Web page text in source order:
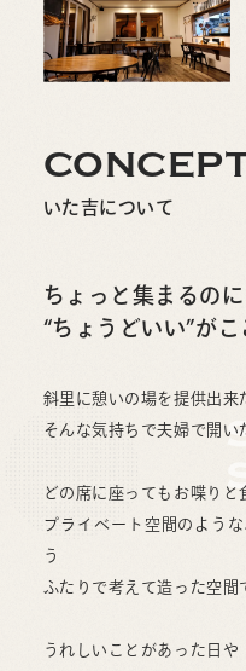
いた吉について
ちょっと集まるのに
“ちょうどいい”がこ
斜里に憩いの場を提供出来
そんな気持ちで夫婦で開い
どの席に座ってもお喋りと
プライベート空間のよう
う
ふたりで考えて造った空間
うれしいことがあった日や